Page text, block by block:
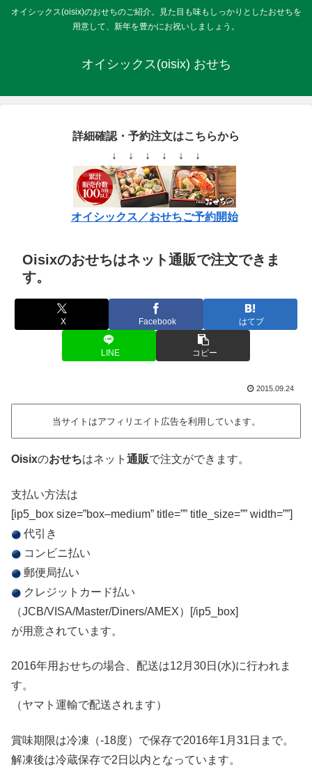
オイシックス(oisix)のおせちのご紹介。見た目も味もしっかりとしたおせちを
用意して、新年を豊かにお祝いしましょう。
オイシックス(oisix) おせち
詳細確認・予約注文はこちらから
↓ ↓ ↓ ↓ ↓ ↓
オイシックス／おせちご予約開始
Oisixのおせちはネット通販で注文できま
す。
X Facebook はてブ
LINE コピー
2015.09.24
当サイトはアフィリエイト広告を利用しています。
Oisixのおせちはネット 通販で注文ができます。
支払い方法は
[ip5_box size=”box–medium” title=”” title_size=”” width=””]
代引き
コンビニ払い
郵便局払い
クレジットカード払い
（JCB/VISA/Master/Diners/AMEX）[/ip5_box]
が用意されています。
2016年用おせちの場合、配送は12月30日(水)に行われま
す。
（ヤマト運輸で配送されます）
賞味期限は冷凍（-18度）で保存で2016年1月31日まで。
解凍後は冷蔵保存で2日以内となっています。